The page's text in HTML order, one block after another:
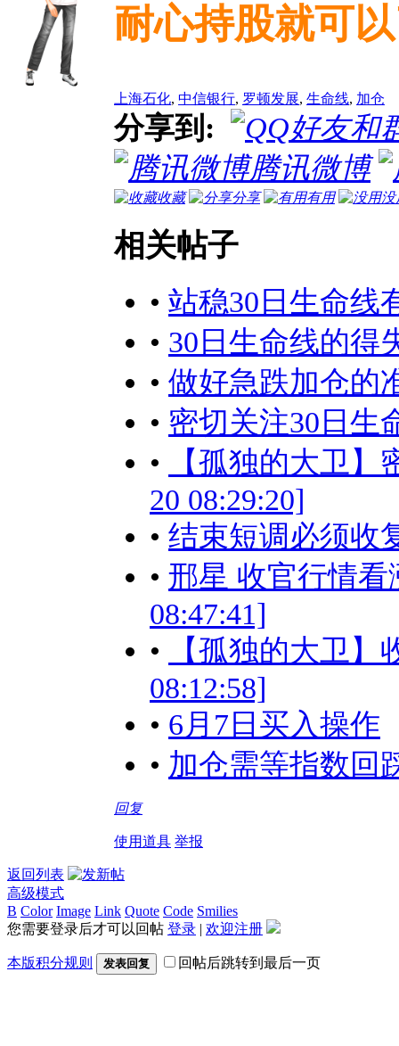
耐心持股就可
上海石化, 中信银行, 罗顿发展, 生命线, 加仓
分享到:
腾讯微博
收藏 分享 有用 没
相关帖子
• 站稳30日生命线
• 30日生命线的得
• 做好急跌加仓的
• 密切关注30日生
•
【孤独的大卫】
20 08:29:20]
• 结束短调必须收
• 邢星 收官行情看
08:47:41]
•
【孤独的大卫】
08:12:58]
• 6月7日买入操作
• 加仓需等指数回
回复
使用道具 举报
返回列表
高级模式
B Color Image Link Quote Code Smilies
您需要登录后才可以回帖 登录 | 欢迎注册
本版积分规则 发表回复 回帖后跳转到最后一页